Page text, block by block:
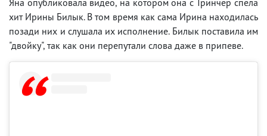
хит Ирины Билык. В том время как сама Ирина находилась
позади них и слушала их исполнение. Билык поставила им
"двойку", так как они перепутали слова даже в припеве.